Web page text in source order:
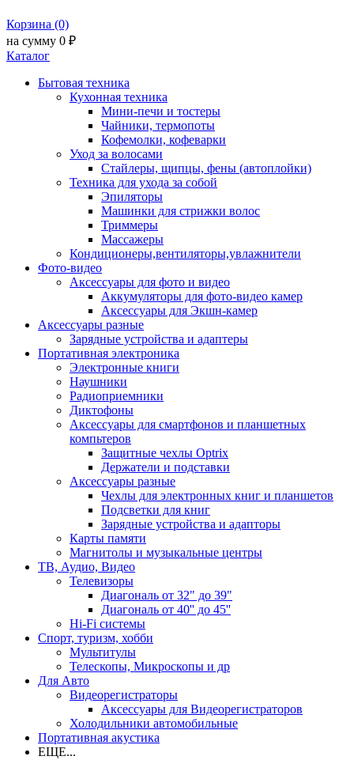
Корзина (0)
на сумму 0 ₽
Каталог
Бытовая техника
Кухонная техника
Мини-печи и тостеры
Чайники, термопоты
Кофемолки, кофеварки
Уход за волосами
Стайлеры, щипцы, фены (автоплойки)
Техника для ухода за собой
Эпиляторы
Машинки для стрижки волос
Триммеры
Массажеры
Кондиционеры,вентиляторы,увлажнители
Фото-видео
Аксессуары для фото и видео
Аккумуляторы для фото-видео камер
Аксессуары для Экшн-камер
Аксессуары разные
Зарядные устройства и адаптеры
Портативная электроника
Электронные книги
Наушники
Радиоприемники
Диктофоны
Аксессуары для смартфонов и планшетных
компьтеров
Защитные чехлы Optrix
Держатели и подставки
Аксессуары разные
Чехлы для электронных книг и планшетов
Подсветки для книг
Зарядные устройства и адапторы
Карты памяти
Магнитолы и музыкальные центры
ТВ, Аудио, Видео
Телевизоры
Диагональ от 32" до 39"
Диагональ от 40'' до 45''
Hi-Fi системы
Спорт, туризм, хобби
Мультитулы
Телескопы, Микроскопы и др
Для Авто
Видеорегистраторы
Аксессуары для Видеорегистраторов
Холодильники автомобильные
Портативная акустика
ЕЩЕ...